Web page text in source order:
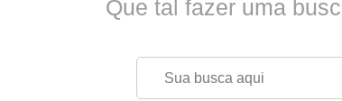
Que tal fazer uma